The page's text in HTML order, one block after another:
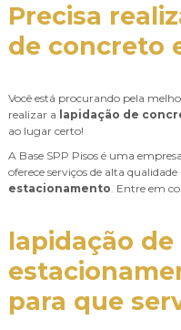
Precisa
de concreto
Você está procurando pela
realizar a lapidação de
ao lugar certo!
A Base SPP Pisos é uma
oferece serviços de alta qualidade
estacionamento. Entre em
lapidação
para que